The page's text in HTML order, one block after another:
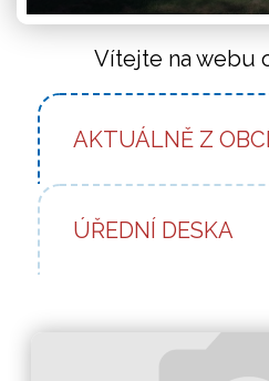
Bio centrum Na
Vítejte na webu
AKTUÁLNĚ Z
ÚŘEDNÍ DESKA